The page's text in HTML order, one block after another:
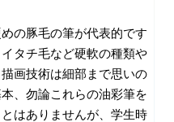
の豚毛の筆が代表的です
タチ毛など硬軟の種類や
画技術は細部まで思いの
、勿論これらの油彩筆を
はありませんが、学生時